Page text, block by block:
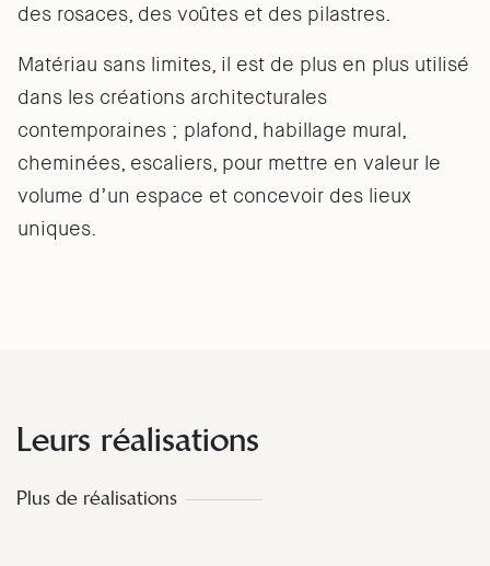
des rosaces, des voûtes et des pilastres.
Matériau sans limites, il est de plus en plus utilisé
dans les créations architecturales
contemporaines ; plafond, habillage mural,
cheminées, escaliers, pour mettre en valeur le
volume d’un espace et concevoir des lieux
uniques.
Leurs réalisations
Plus de réalisations